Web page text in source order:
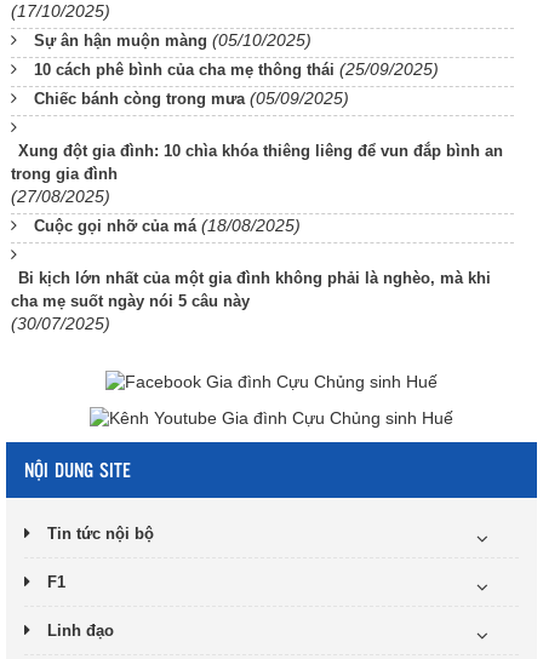
(17/10/2025)
Sự ân hận muộn màng (05/10/2025)
10 cách phê bình của cha mẹ thông thái (25/09/2025)
Chiếc bánh còng trong mưa (05/09/2025)
Xung đột gia đình: 10 chìa khóa thiêng liêng để vun đắp bình an
trong gia đình
(27/08/2025)
Cuộc gọi nhỡ của má (18/08/2025)
Bi kịch lớn nhất của một gia đình không phải là nghèo, mà khi
cha mẹ suốt ngày nói 5 câu này
(30/07/2025)
NỘI DUNG SITE
Tin tức nội bộ
F1
Linh đạo